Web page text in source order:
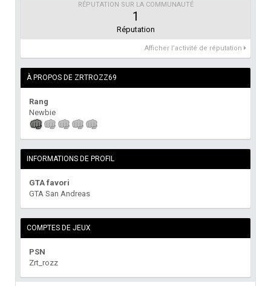
RÉPUTATION SUR LA COMMUNAUTÉ
1
Réputation
Afficher l’activité de réputation
À PROPOS DE ZRTROZZ69
Rang
Newbie
INFORMATIONS DE PROFIL
GTA favori
GTA San Andreas
COMPTES DE JEUX
PSN
Zrt_rozz